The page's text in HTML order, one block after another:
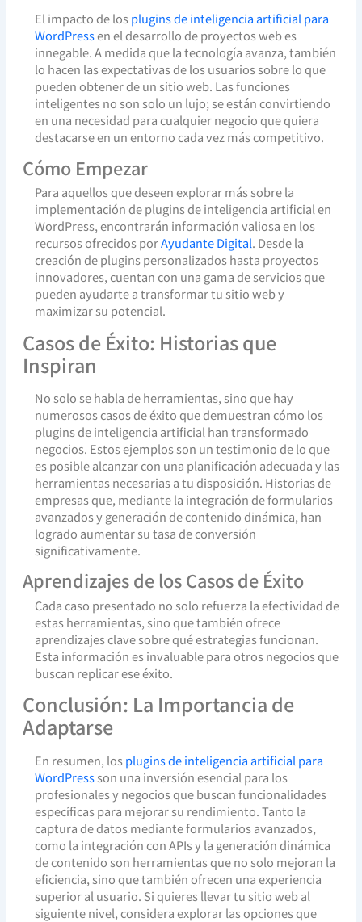
El impacto de losplugins de inteligencia artificial para
WordPressen el desarrollo de proyectos web es
innegable. A medida que la tecnología avanza, también
lo hacen las expectativas de los usuarios sobre lo que
pueden obtener de un sitio web. Las funciones
inteligentes no son solo un lujo; se están convirtiendo
en una necesidad para cualquier negocio que quiera
destacarse en un entorno cada vez más competitivo.
Cómo Empezar
Para aquellos que deseen explorar más sobre la
implementación de plugins de inteligencia artificial en
WordPress, encontrarán información valiosa en los
recursos ofrecidos porAyudante Digital. Desde la
creación de plugins personalizados hasta proyectos
innovadores, cuentan con una gama de servicios que
pueden ayudarte a transformar tu sitio web y
maximizar su potencial.
Casos de Éxito: Historias que
Inspiran
No solo se habla de herramientas, sino que hay
numerosos casos de éxito que demuestran cómo los
plugins de inteligencia artificial han transformado
negocios. Estos ejemplos son un testimonio de lo que
es posible alcanzar con una planificación adecuada y las
herramientas necesarias a tu disposición. Historias de
empresas que, mediante la integración de formularios
avanzados y generación de contenido dinámica, han
logrado aumentar su tasa de conversión
significativamente.
Aprendizajes de los Casos de Éxito
Cada caso presentado no solo refuerza la efectividad de
estas herramientas, sino que también ofrece
aprendizajes clave sobre qué estrategias funcionan.
Esta información es invaluable para otros negocios que
buscan replicar ese éxito.
Conclusión: La Importancia de
Adaptarse
En resumen, losplugins de inteligencia artificial para
WordPressson una inversión esencial para los
profesionales y negocios que buscan funcionalidades
específicas para mejorar su rendimiento. Tanto la
captura de datos mediante formularios avanzados,
como la integración con APIs y la generación dinámica
de contenido son herramientas que no solo mejoran la
eficiencia, sino que también ofrecen una experiencia
superior al usuario. Si quieres llevar tu sitio web al
siguiente nivel, considera explorar las opciones que